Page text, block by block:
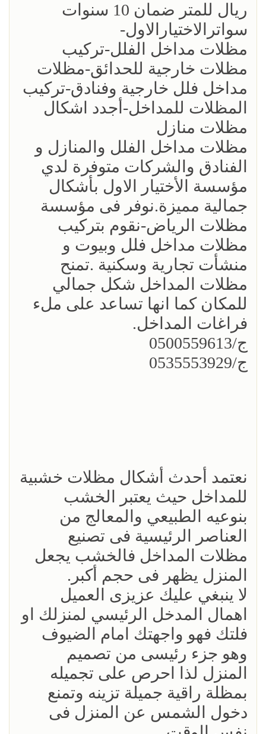
ريال للمتر ضمان 10 سنوات
سواترالاختيارالاول-
مظلات مداخل الفلل-تركيب
مظلات خارجية للحدائق-مظلات
مداخل فلل خارجية وفنادق-تركيب
المظلات للمداخل-أجدد اشكال
مظلات منازل
مظلات مداخل الفلل والمنازل و
الفنادق والشركات متوفرة لدي
مؤسسة الأختيار الاول بأشكال
جمالية مميزة.نوفر فى مؤسسة
مظلات الرياض-نقوم بتركيب
مظلات مداخل فلل وبيوت و
منشأت تجارية وسكنية .تمنح
مظلات المداخل شكل جمالي
للمكان كما انها تساعد على ملء
فراغات المداخل.
ج/0500559613
ج/0535553929
نعتمد أحدث أشكال مظلات خشبية
للمداخل حيث يعتبر الخشب
بنوعيه الطبيعي والمعالج من
العناصر الرئيسية فى تصنيع
مظلات المداخل فالخشب يجعل
المنزل يظهر فى حجم أكبر.
لا ينبغي عليك عزيزى العميل
اهمال المدخل الرئيسي لمنزلك او
فلتك فهو واجهتك امام الضيوف
وهو جزء رئيسى من تصميم
المنزل لذا احرص على تجميله
بمظلة راقية جميلة تزينه وتمنع
دخول الشمس عن المنزل فى